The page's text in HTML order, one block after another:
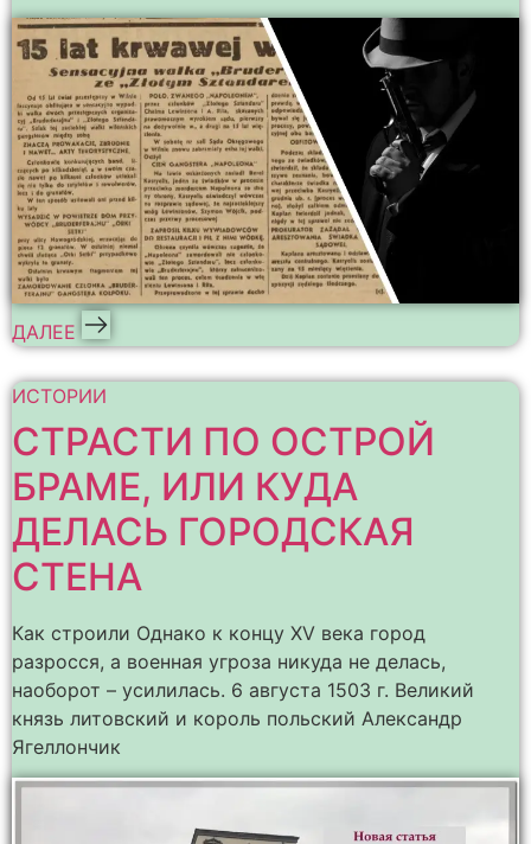
ДАЛЕЕ
ИСТОРИИ
СТРАСТИ ПО ОСТРОЙ
БРАМЕ, ИЛИ КУДА
ДЕЛАСЬ ГОРОДСКАЯ
СТЕНА
Как строили Однако к концу XV века город
разросся, а военная угроза никуда не делась,
наоборот – усилилась. 6 августа 1503 г. Великий
князь литовский и король польский Александр
Ягеллончик